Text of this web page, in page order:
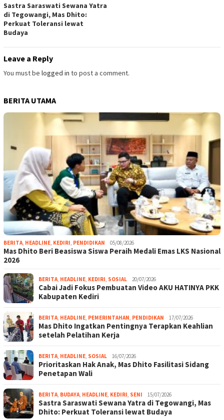
Sastra Saraswati Sewana Yatra
di Tegowangi, Mas Dhito:
Perkuat Toleransi lewat
Budaya
Leave a Reply
You must be logged in to post a comment.
BERITA UTAMA
BERITA, HEADLINE, KEDIRI, PENDIDIKAN 05/08/2026
Mas Dhito Beri Beasiswa Siswa Peraih Medali Emas LKS Nasional
2026
BERITA, HEADLINE, KEDIRI, SOSIAL 20/07/2026
Cabai Jadi Fokus Pembuatan Video AKU HATINYA PKK
Kabupaten Kediri
BERITA, HEADLINE, PEMERINTAHAN, PENDIDIKAN 17/07/2026
Mas Dhito Ingatkan Pentingnya Terapkan Keahlian
setelah Pelatihan Kerja
BERITA, HEADLINE, SOSIAL 16/07/2026
Prioritaskan Hak Anak, Mas Dhito Fasilitasi Sidang
Penetapan Wali
BERITA, BUDAYA, HEADLINE, KEDIRI, SENI 15/07/2026
Sastra Saraswati Sewana Yatra di Tegowangi, Mas
Dhito: Perkuat Toleransi lewat Budaya